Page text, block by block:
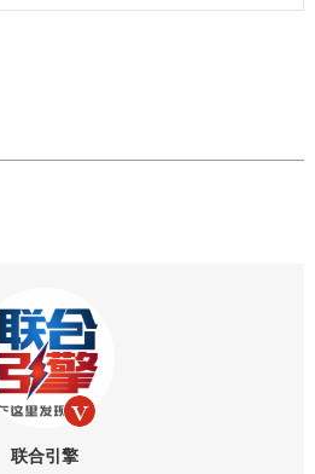
联合引擎